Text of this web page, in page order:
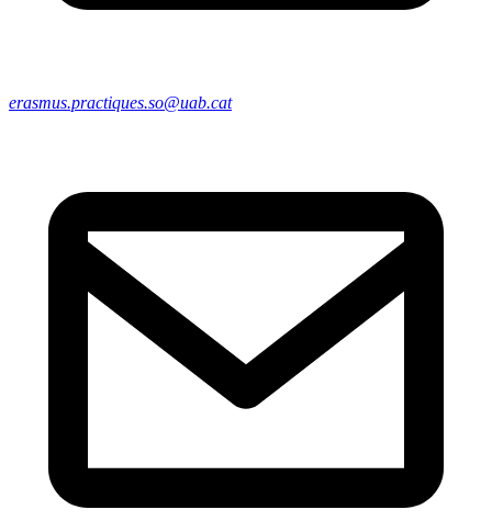
erasmus.practiques.so@uab.cat